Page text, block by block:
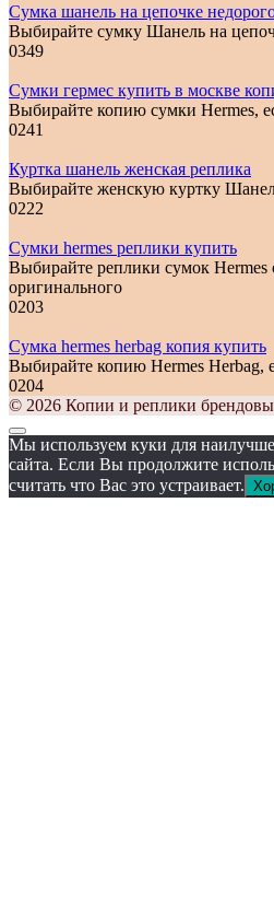
Сумка шанель на цепочке
Выбирайте сумку Шанель на
0349
Сумки гермес купить в москве
Выбирайте копию сумки Hermes,
0241
Куртка шанель женская реплика
Выбирайте женскую куртку
0222
Сумки hermes реплики купить
Выбирайте реплики сумок Hermes
оригинального
0203
Сумка hermes herbag копия купить
Выбирайте копию Hermes Herbag,
0204
© 2026 Копии и реплики
Мы используем куки для
сайта. Если Вы продолжите
считать что Вас это устраивает.